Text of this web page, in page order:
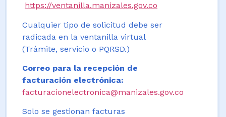
https://ventanilla.manizales.gov.co
Cualquier tipo de solicitud debe ser
radicada en la ventanilla virtual
(Trámite, servicio o PQRSD.)
Correo para la recepción de
facturación electrónica:
facturacionelectronica@manizales.gov.co
Solo se gestionan facturas